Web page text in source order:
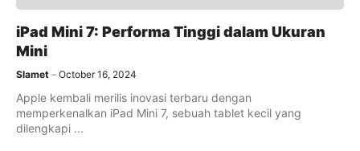
iPad Mini 7: Performa Tinggi dalam Ukuran
Mini
Slamet October 16, 2024
Apple kembali merilis inovasi terbaru dengan
memperkenalkan iPad Mini 7, sebuah tablet kecil yang
dilengkapi ...